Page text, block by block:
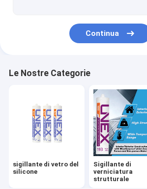
Hardware di vetro
Pittura di vetro degli smalti
Sollevatore della tazza di aspirazione
Scaffali di vetro di stoccaggio
Continua
Le Nostre Categorie
sigillante di vetro del
silicone
Sigillante di
verniciatura
strutturale